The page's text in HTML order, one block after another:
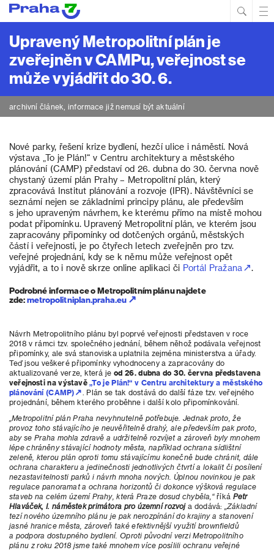
Upravený Metropolitní plán je
zveřejněn v CAMPu, veřejnost se
může vyjádřit do 30. 6.
archivní článek, informace již nemusí být aktuální
Nové parky, řešení krize bydlení, hezčí ulice i náměstí. Nová
výstava „To je Plán!“ v Centru architektury a městského
plánování (CAMP) představí od 26. dubna do 30. června nově
chystaný území plán Prahy – Metropolitní plán, který
zpracovává Institut plánování a rozvoje (IPR). Návštěvníci se
seznámí nejen se základními principy plánu, ale především
s jeho upraveným návrhem, ke kterému přímo na místě mohou
podat připomínku. Upravený Metropolitní plán, ve kterém jsou
zapracovány připomínky od dotčených orgánů, městských
částí i veřejnosti, je po čtyřech letech zveřejněn pro tzv.
veřejné projednání, kdy se k němu může veřejnost opět
vyjádřit, a to i nově skrze online aplikaci či Portál Pražana .
Podrobné informace o Metropolitním plánu najdete
zde:metropolitniplan.praha.eu
Návrh Metropolitního plánu byl poprvé veřejnosti představen v roce
2018 v rámci tzv. společného jednání, během něhož podávala veřejnost
připomínky, ale svá stanoviska uplatnila zejména ministerstva a úřady.
Teď jsou veškeré připomínky vyhodnoceny a zapracovány do
aktualizované verze, která jeod 26. dubna do 30. června představena
veřejnosti na výstavě„To je Plán!“ v Centru architektury a městského
plánování (CAMP)
. Plán se tak dostává do další fáze tzv. veřejného
projednání, během kterého proběhne i další kolo připomínkování.
„Metropolitní plán Praha nevyhnutelně potřebuje. Jednak proto, že
provoz toho stávajícího je neuvěřitelně drahý, ale především pak proto,
aby se Praha mohla zdravě a udržitelně rozvíjet a zároveň byly mnohem
lépe chráněny stávající hodnoty města, například ochrana sídlištní
zeleně, kterou plán oproti tomu stávajícímu konečně bude chránit, dále
ochrana charakteru a jedinečnosti jednotlivých čtvrtí a lokalit či posílení
nezastavitelnosti parků i návrh mnoha nových. Úplnou novinkou je pak
regulace panoramat a ochrana horizontů či dokonce výšková regulace
staveb na celém území Prahy, která Praze dosud chyběla,“říká Petr
Hlaváček, I. náměstek primátora pro územní rozvoj a dodává:
„Základní
tezí nového územního plánu je pak nerozpínání do krajiny a stanovení
jasné hranice města, zároveň také efektivnější využití brownfieldů
a podpora dostupného bydlení. Oproti původní verzi Metropolitního
plánu z roku 2018 jsme také mnohem více posílili ochranu veřejné